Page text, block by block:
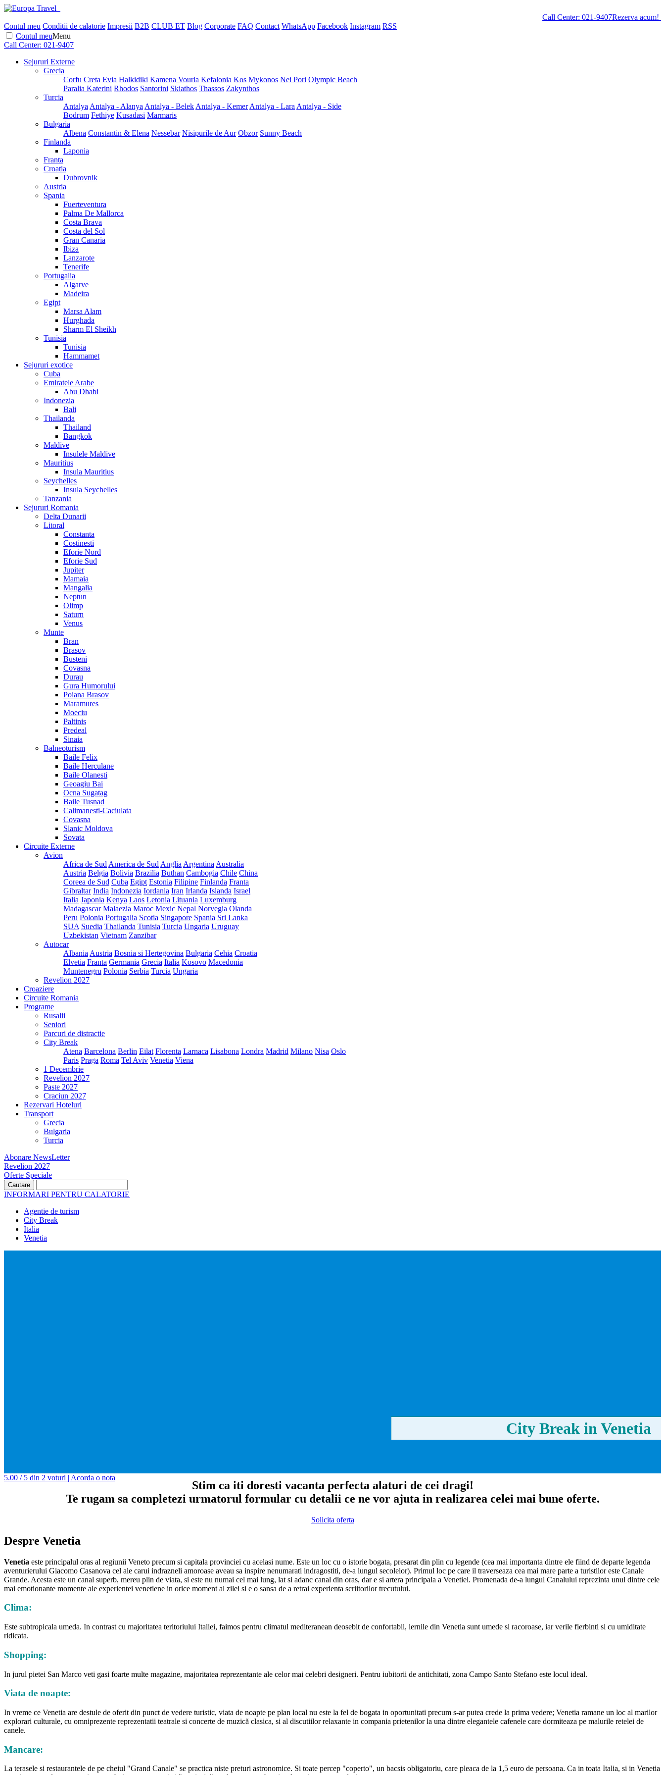
Call Center: 021-9407Rezerva acum!
Contul meu Conditii de calatorie Impresii B2B CLUB ET Blog Corporate FAQ Contact WhatsApp Facebook Instagram RSS
Contul meuMenu
Call Center: 021-9407
Sejururi Externe
Grecia
Corfu Creta Evia Halkidiki Kamena Vourla Kefalonia Kos Mykonos Nei Pori Olympic Beach
Paralia Katerini Rhodos Santorini Skiathos Thassos Zakynthos
Turcia
Antalya Antalya - Alanya Antalya - Belek Antalya - Kemer Antalya - Lara Antalya - Side
Bodrum Fethiye Kusadasi Marmaris
Bulgaria
Albena Constantin & Elena Nessebar Nisipurile de Aur Obzor Sunny Beach
Finlanda
Laponia
Franta
Croatia
Dubrovnik
Austria
Spania
Fuerteventura
Palma De Mallorca
Costa Brava
Costa del Sol
Gran Canaria
Ibiza
Lanzarote
Tenerife
Portugalia
Algarve
Madeira
Egipt
Marsa Alam
Hurghada
Sharm El Sheikh
Tunisia
Tunisia
Hammamet
Sejururi exotice
Cuba
Emiratele Arabe
Abu Dhabi
Indonezia
Bali
Thailanda
Thailand
Bangkok
Maldive
Insulele Maldive
Mauritius
Insula Mauritius
Seychelles
Insula Seychelles
Tanzania
Sejururi Romania
Delta Dunarii
Litoral
Constanta
Costinesti
Eforie Nord
Eforie Sud
Jupiter
Mamaia
Mangalia
Neptun
Olimp
Saturn
Venus
Munte
Bran
Brasov
Busteni
Covasna
Durau
Gura Humorului
Poiana Brasov
Maramures
Moeciu
Paltinis
Predeal
Sinaia
Balneoturism
Baile Felix
Baile Herculane
Baile Olanesti
Geoagiu Bai
Ocna Sugatag
Baile Tusnad
Calimanesti-Caciulata
Covasna
Slanic Moldova
Sovata
Circuite Externe
Avion
Africa de Sud America de Sud Anglia Argentina Australia
Austria Belgia Bolivia Brazilia Buthan Cambogia Chile China
Coreea de Sud Cuba Egipt Estonia Filipine Finlanda Franta
Gibraltar India Indonezia Iordania Iran Irlanda Islanda Israel
Italia Japonia Kenya Laos Letonia Lituania Luxemburg
Madagascar Malaezia Maroc Mexic Nepal Norvegia Olanda
Peru Polonia Portugalia Scotia Singapore Spania Sri Lanka
SUA Suedia Thailanda Tunisia Turcia Ungaria Uruguay
Uzbekistan Vietnam Zanzibar
Autocar
Albania Austria Bosnia si Hertegovina Bulgaria Cehia Croatia
Elvetia Franta Germania Grecia Italia Kosovo Macedonia
Muntenegru Polonia Serbia Turcia Ungaria
Revelion 2027
Croaziere
Circuite Romania
Programe
Rusalii
Seniori
Parcuri de distractie
City Break
Atena Barcelona Berlin Eilat Florenta Larnaca Lisabona Londra Madrid Milano Nisa Oslo
Paris Praga Roma Tel Aviv Venetia Viena
1 Decembrie
Revelion 2027
Paste 2027
Craciun 2027
Rezervari Hoteluri
Transport
Grecia
Bulgaria
Turcia
Abonare NewsLetter
Revelion 2027
Oferte Speciale
INFORMARI PENTRU CALATORIE
Agentie de turism
City Break
Italia
Venetia
City Break in Venetia
5.00 / 5 din 2 voturi | Acorda o nota
Stim ca iti doresti vacanta perfecta alaturi de cei dragi!
Te rugam sa completezi urmatorul formular cu detalii ce ne vor ajuta in realizarea celei mai bune oferte.
Solicita oferta
Despre Venetia
Venetia este principalul oras al regiunii Veneto precum si capitala provinciei cu acelasi nume. Este un loc cu o istorie bogata, presarat din plin cu legende (cea mai importanta dintre ele fiind de departe legenda
aventurierului Giacomo Casanova cel ale carui indrazneli amoroase aveau sa inspire nenumarati indragostiti, de-a lungul secolelor). Primul loc pe care il traverseaza cea mai mare parte a turistilor este Canale
Grande. Acesta este un canal superb, mereu plin de viata, si este nu numai cel mai lung, lat si adanc canal din oras, dar e si artera principala a Venetiei. Promenada de-a lungul Canalului reprezinta unul dintre cele
mai emotionante momente ale experientei venetiene in orice moment al zilei si e o sansa de a retrai experienta scriitorilor trecutului.
Clima:
Este subtropicala umeda. In contrast cu majoritatea teritoriului Italiei, faimos pentru climatul mediteranean deosebit de confortabil, iernile din Venetia sunt umede si racoroase, iar verile fierbinti si cu umiditate
ridicata.
Shopping:
In jurul pietei San Marco veti gasi foarte multe magazine, majoritatea reprezentante ale celor mai celebri designeri. Pentru iubitorii de antichitati, zona Campo Santo Stefano este locul ideal.
Viata de noapte:
In vreme ce Venetia are destule de oferit din punct de vedere turistic, viata de noapte pe plan local nu este la fel de bogata in oportunitati precum s-ar putea crede la prima vedere; Venetia ramane un loc al marilor
explorari culturale, cu omniprezente reprezentatii teatrale si concerte de muzică clasica, si al discutiilor relaxante in compania prietenilor la una dintre elegantele cafenele care dormiteaza pe malurile retelei de
canele.
Mancare:
La terasele si restaurantele de pe cheiul "Grand Canale" se practica niste preturi astronomice. Si toate percep "coperto", un bacsis obligatoriu, care pleaca de la 1,5 euro de persoana. Ca in toata Italia, si in Venetia